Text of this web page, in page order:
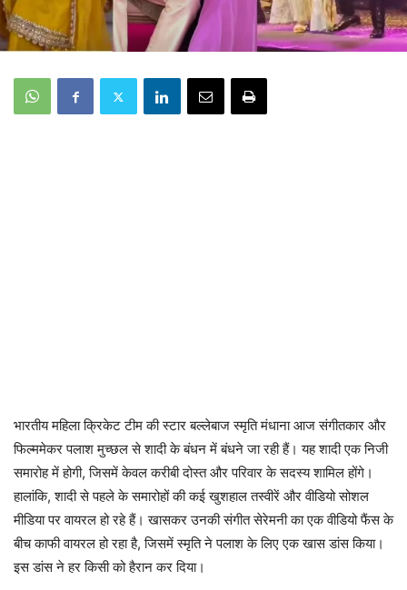
भारतीय महिला क्रिकेट टीम की स्टार बल्लेबाज स्मृति मंधाना आज संगीतकार और
फिल्ममेकर पलाश मुच्छल से शादी के बंधन में बंधने जा रही हैं। यह शादी एक निजी
समारोह में होगी, जिसमें केवल करीबी दोस्त और परिवार के सदस्य शामिल होंगे।
हालांकि, शादी से पहले के समारोहों की कई खुशहाल तस्वीरें और वीडियो सोशल
मीडिया पर वायरल हो रहे हैं। खासकर उनकी संगीत सेरेमनी का एक वीडियो फैंस के
बीच काफी वायरल हो रहा है, जिसमें स्मृति ने पलाश के लिए एक खास डांस किया।
इस डांस ने हर किसी को हैरान कर दिया।